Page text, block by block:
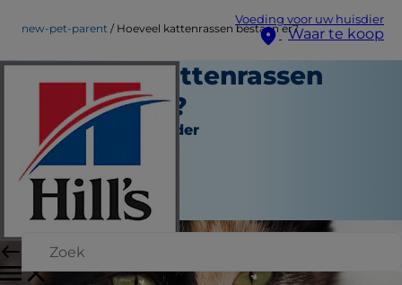
Voeding voor uw huisdier
Waar te koop
new-pet-parent Hoeveel kattenrassen bestaan er?
Hoeveel kattenrassen
bestaan er?
Nieuwe huisdierouder
Erin Ollila
|
April 28, 2022